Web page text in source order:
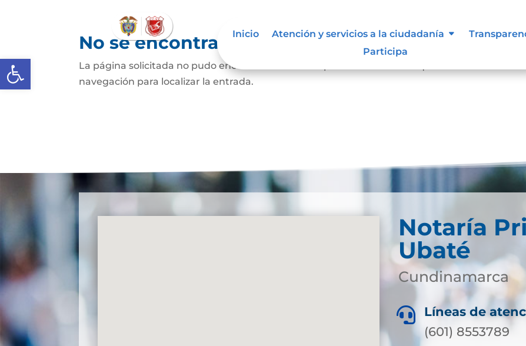
Abrir barra de herramientas
Inicio Atención y servicios a la ciudadanía
Participa
No se encontraron resultados
La página solicitada no pudo encontrarse. Trate de perfeccionar su búsqueda o utilice la
navegación para localizar la entrada.
Notaría
Ubaté
Cundinamarca

Líneas de
(601) 8553789